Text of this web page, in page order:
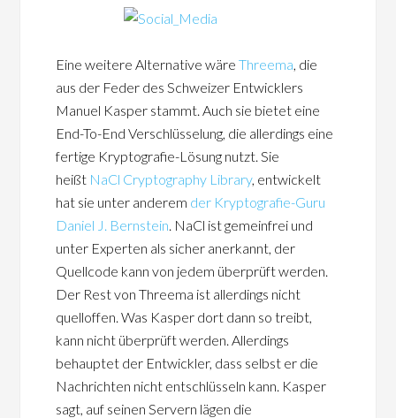
Eine weitere Alternative wäreThreema, die
aus der Feder des Schweizer Entwicklers
Manuel Kasper stammt. Auch sie bietet eine
End-To-End Verschlüsselung, die allerdings eine
fertige Kryptografie-Lösung nutzt. Sie
heißt NaCl Cryptography Library, entwickelt
hat sie unter anderem der Kryptografie-Guru
Daniel J. Bernstein. NaCl ist gemeinfrei und
unter Experten als sicher anerkannt, der
Quellcode kann von jedem überprüft werden.
Der Rest von Threema ist allerdings nicht
quelloffen. Was Kasper dort dann so treibt,
kann nicht überprüft werden. Allerdings
behauptet der Entwickler, dass selbst er die
Nachrichten nicht entschlüsseln kann. Kasper
sagt, auf seinen Servern lägen die